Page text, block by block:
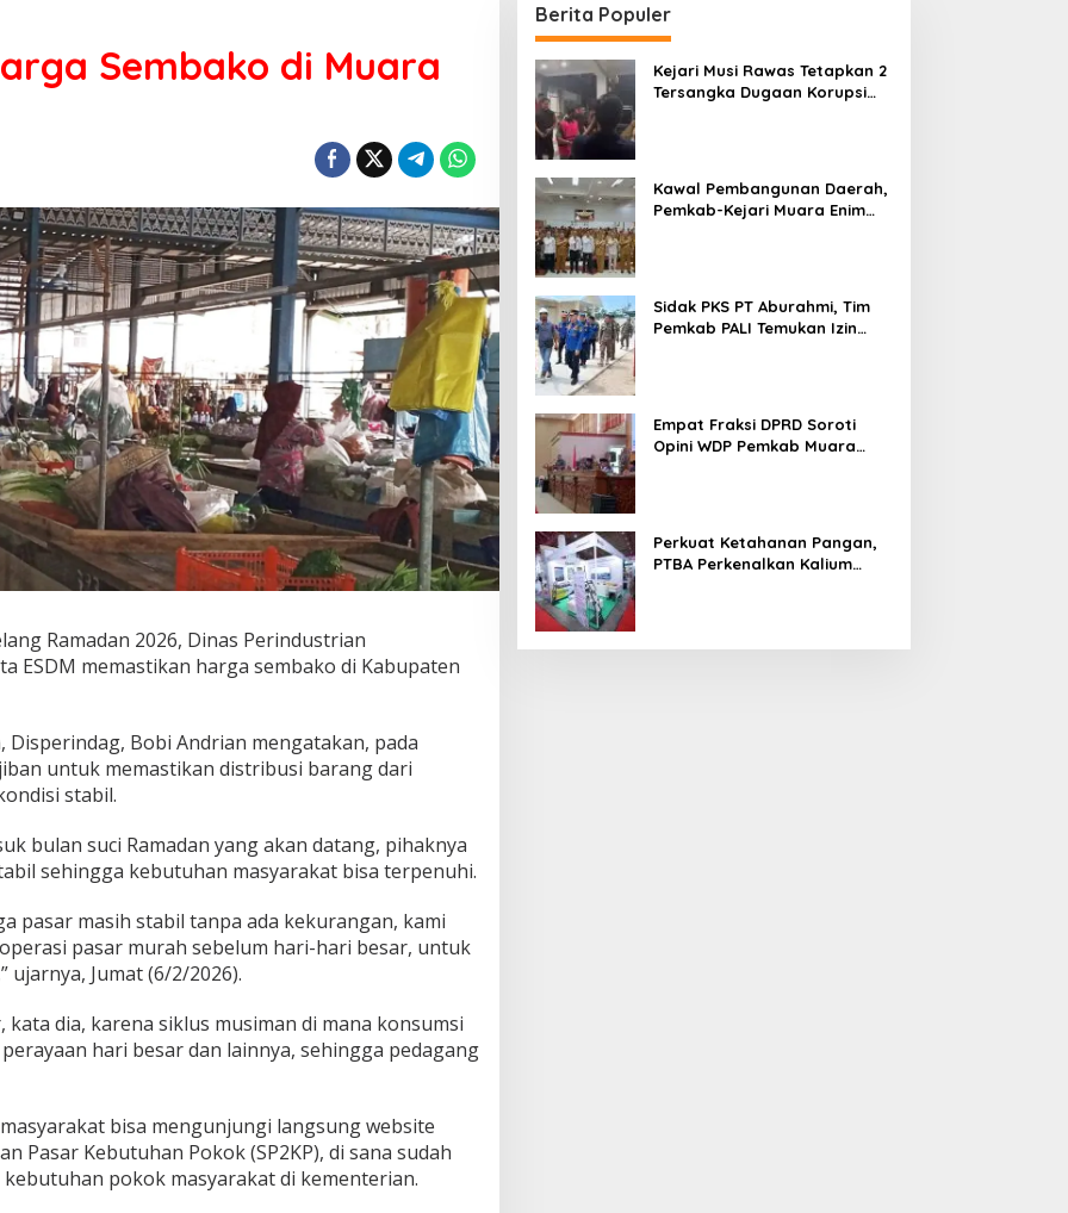
Sembako di Muara
Ramadan 2026, Dinas Perindustrian
ESDM memastikan harga sembako di Kabupaten
Disperindag, Bobi Andrian mengatakan, pada
untuk memastikan distribusi barang dari
stabil.
bulan suci Ramadan yang akan datang, pihaknya
sehingga kebutuhan masyarakat bisa terpenuhi.
pasar masih stabil tanpa ada kekurangan, kami
pasar murah sebelum hari-hari besar, untuk
ujarnya, Jumat (6/2/2026).
dia, karena siklus musiman di mana konsumsi
hari besar dan lainnya, sehingga pedagang
bisa mengunjungi langsung website
Pasar Kebutuhan Pokok (SP2KP), di sana sudah
pokok masyarakat di kementerian.
Berita Populer
Kejari Musi Rawas Tetapkan 2
Tersangka Dugaan Korupsi
Kawal Pembangunan Daerah,
Pemkab-Kejari Muara Enim
Sidak PKS PT Aburahmi, Tim
Pemkab PALI Temukan Izin
Empat Fraksi DPRD Soroti
Opini WDP Pemkab Muara
Perkuat Ketahanan Pangan,
PTBA Perkenalkan Kalium